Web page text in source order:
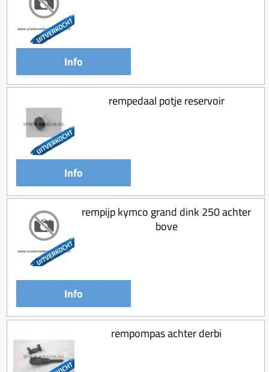
Info
rempedaal potje reservoir
Info
rempijp kymco grand dink 250 achter
bove
Info
rempompas achter derbi